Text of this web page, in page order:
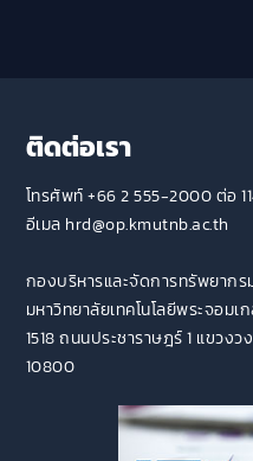
ติดต่อเรา
โทรศัพท์ +66 2 555-2000 ต่อ
อีเมล hrd@op.kmutnb.ac.th
กองบริหารและจัดการทรัพยาก
มหาวิทยาลัยเทคโนโลยีพระจอมเ
1518 ถนนประชาราษฎร์ 1 แขวง
10800